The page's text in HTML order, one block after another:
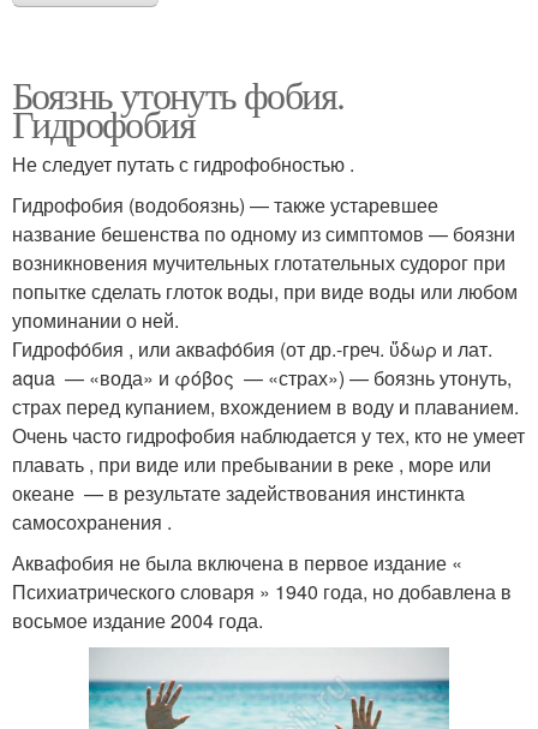
Боязнь утонуть фобия.
Гидрофобия
Не следует путать с гидрофобностью .
Гидрофобия (водобоязнь) — также устаревшее
название бешенства по одному из симптомов — боязни
возникновения мучительных глотательных судорог при
попытке сделать глоток воды, при виде воды или любом
упоминании о ней.
Гидрофо́бия , или аквафо́бия (от др.-греч. ὕδωρ и лат.
aqua — «вода» и φόβος — «страх») — боязнь утонуть,
страх перед купанием, вхождением в воду и плаванием.
Очень часто гидрофобия наблюдается у тех, кто не умеет
плавать , при виде или пребывании в реке , море или
океане — в результате задействования инстинкта
самосохранения .
Аквафобия не была включена в первое издание «
Психиатрического словаря » 1940 года, но добавлена в
восьмое издание 2004 года.